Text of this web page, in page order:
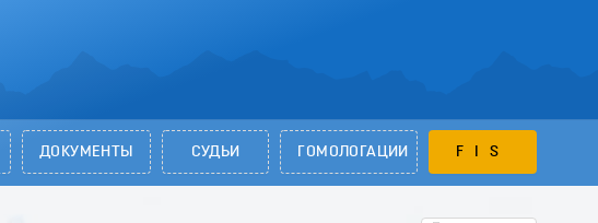
ДОКУМЕНТЫ СУДЬИ ГОМОЛОГАЦИИ FIS